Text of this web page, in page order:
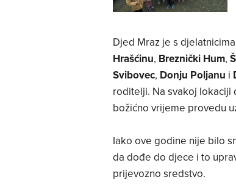
Djed Mraz je s
Hrašćinu, Breznički Hum,
Svibovec, Donju Poljanu i
roditelji. Na svakoj lokaciji
božićno vrijeme provedu
Iako ove godine nije bilo
da dođe do djece i to
prijevozno sredstvo.